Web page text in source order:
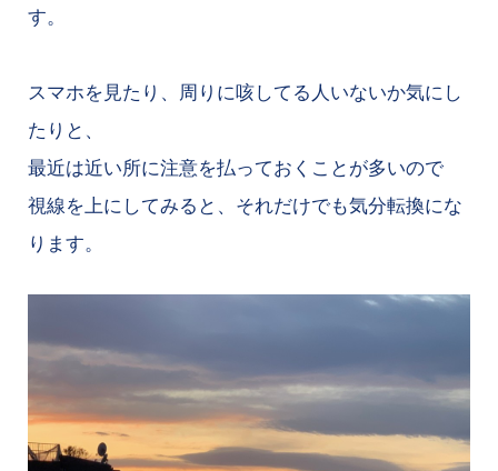
す。
スマホを見たり、周りに咳してる人いないか気にし
たりと、
最近は近い所に注意を払っておくことが多いので
視線を上にしてみると、それだけでも気分転換にな
ります。